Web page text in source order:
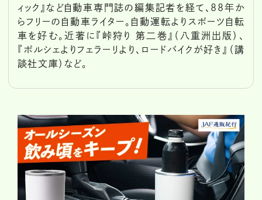
ィック』など自動車専門誌の編集記者を経て、88年か
らフリーの自動車ライター。自動運転よりスポーツ自転
車を好む。近著に『峠狩り 第二巻』（八重洲出版）、
『ポルシェよりフェラーリより、ロードバイクが好き』（講
談社文庫）など。